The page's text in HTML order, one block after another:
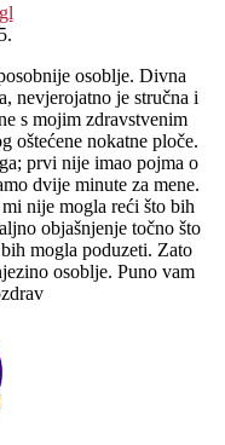
osoblje. Divna
nevjerojatno je stručna i
s mojim zdravstvenim
oštećene nokatne ploče.
prvi nije imao pojma o
dvije minute za mene.
nije mogla reći što bih
objašnjenje točno što
mogla poduzeti. Zato
osoblje. Puno vam